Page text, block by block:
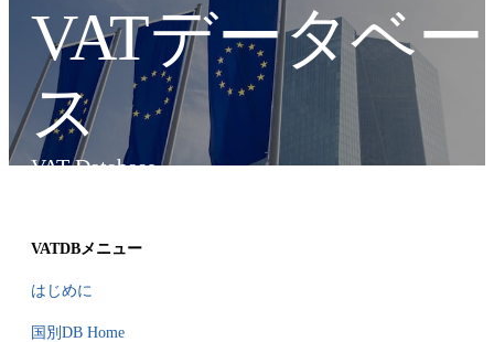
VATデータベー
ス
VAT Database
VATDBメニュー
はじめに
国別DB Home